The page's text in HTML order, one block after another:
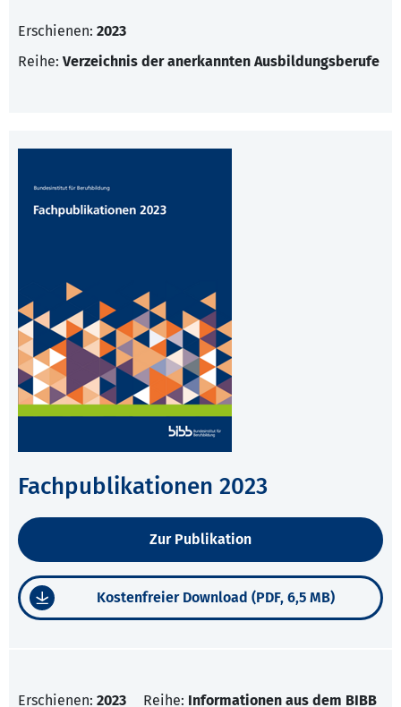
Erschienen: 2023
Reihe: Verzeichnis der anerkannten Ausbildungsberufe
Fachpublikationen 2023
Zur Publikation
Kostenfreier Download (PDF, 6,5 MB)
Erschienen: 2023 Reihe: Informationen aus dem BIBB